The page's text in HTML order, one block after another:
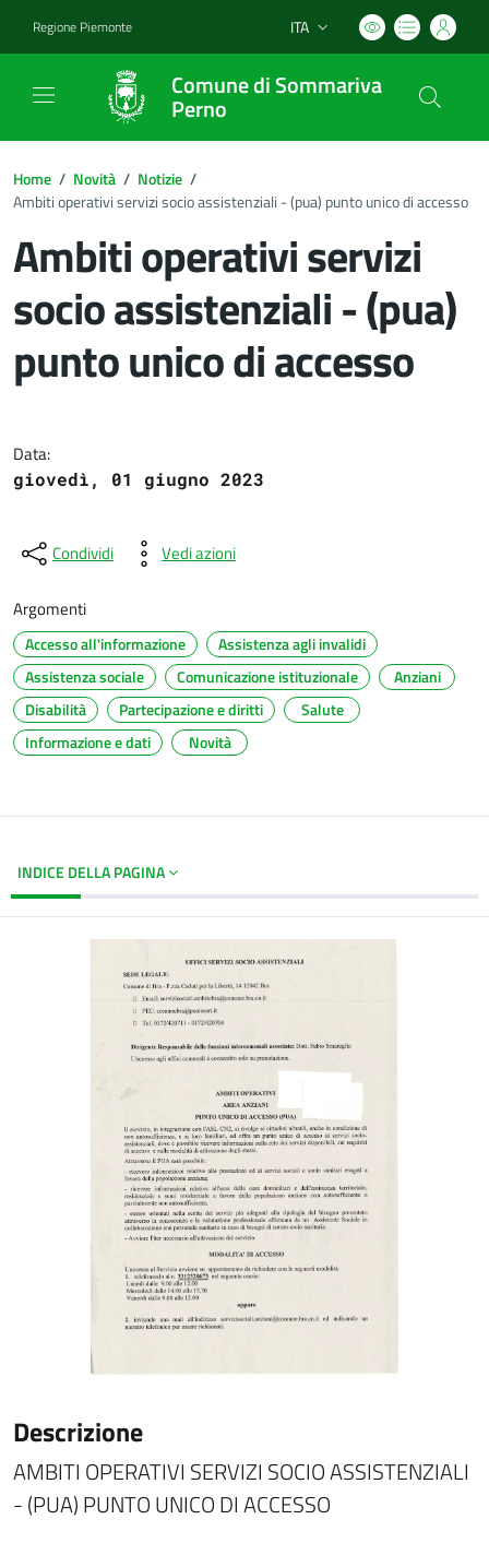
Regione Piemonte Lingua attiva:
ITA
Comune di Sommariva
Perno
Home / Novità / Notizie /
Ambiti operativi servizi socio assistenziali - (pua) punto unico di accesso
Ambiti operativi servizi
socio assistenziali - (pua)
punto unico di accesso
Data:
giovedì, 01 giugno 2023
Condividi Vedi azioni
Argomenti
Accesso all'informazione
Assistenza agli invalidi
Assistenza sociale
Comunicazione istituzionale
Anziani
Disabilità
Partecipazione e diritti
Salute
Informazione e dati
Novità
INDICE DELLA PAGINA
Descrizione
AMBITI OPERATIVI SERVIZI SOCIO ASSISTENZIALI
- (PUA) PUNTO UNICO DI ACCESSO